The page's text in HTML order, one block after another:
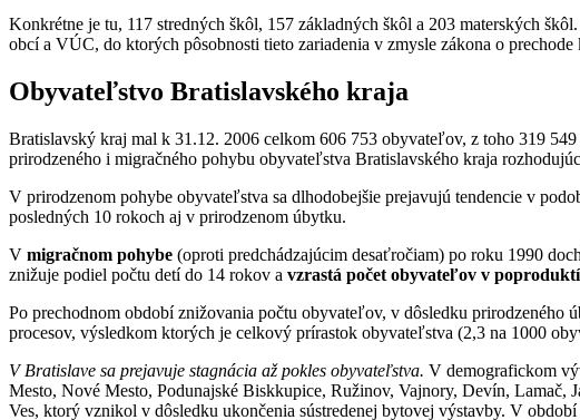
Konkrétne je tu, 117 stredných škôl, 157 základných škôl a 203 materských
obcí a VÚC, do ktorých pôsobnosti tieto zariadenia v zmysle zákona o prechode
Obyvateľstvo Bratislavského kraja
Bratislavský kraj mal k 31.12. 2006 celkom 606 753 obyvateľov, z toho 319
prirodzeného i migračného pohybu obyvateľstva Bratislavského kraja
V prirodzenom pohybe obyvateľstva sa dlhodobejšie prejavujú tendencie v
posledných 10 rokoch aj v prirodzenom úbytku.
V migračnom pohybe (oproti predchádzajúcim desaťročiam) po roku 1990
znižuje podiel počtu detí do 14 rokov a vzrastá počet obyvateľov v
Po prechodnom období znižovania počtu obyvateľov, v dôsledku
procesov, výsledkom ktorých je celkový prírastok obyvateľstva (2,3 na 1000
V Bratislave sa prejavuje stagnácia až pokles obyvateľstva. V demografickom
Mesto, Nové Mesto, Podunajské Biskkupice, Ružinov, Vajnory, Devín, Lamač,
Ves, ktorý vznikol v dôsledku ukončenia sústredenej bytovej výstavby. V